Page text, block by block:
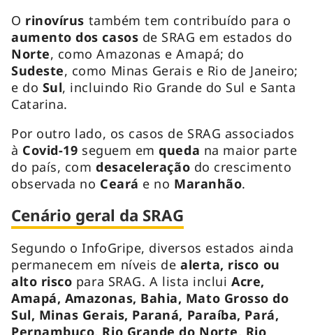
O rinovírus também tem contribuído para o
aumento dos casos de SRAG em estados do
Norte, como Amazonas e Amapá; do
Sudeste, como Minas Gerais e Rio de Janeiro;
e do Sul, incluindo Rio Grande do Sul e Santa
Catarina.
Por outro lado, os casos de SRAG associados
à Covid-19 seguem emqueda na maior parte
do país, comdesaceleração do crescimento
observada no Ceará e no Maranhão.
Cenário geral da SRAG
Segundo o InfoGripe, diversos estados ainda
permanecem em níveis de alerta, risco ou
alto risco para SRAG. A lista inclui Acre,
Amapá, Amazonas, Bahia, Mato Grosso do
Sul, Minas Gerais, Paraná, Paraíba, Pará,
Pernambuco, Rio Grande do Norte, Rio